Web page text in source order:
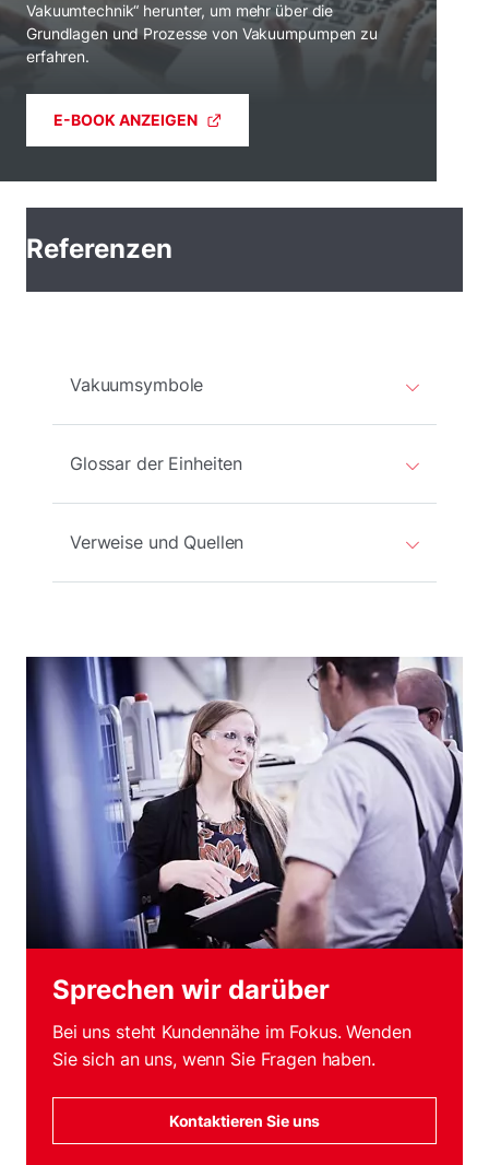
Vakuumtechnik“ herunter, um mehr über die
Grundlagen und Prozesse von Vakuumpumpen zu
erfahren.
E-BOOK ANZEIGEN
Referenzen
Vakuumsymbole
Glossar der Einheiten
Verweise und Quellen
Sprechen wir darüber
Bei uns steht Kundennähe im Fokus. Wenden
Sie sich an uns, wenn Sie Fragen haben.
Kontaktieren Sie uns